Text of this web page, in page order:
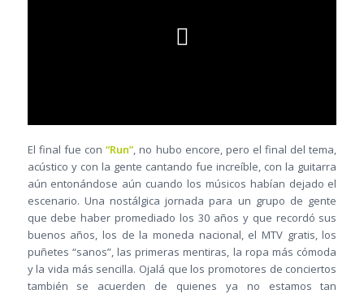
El final fue con“Run” , no hubo encore, pero el final del tema,
acústico y con la gente cantando fue increíble, con la guitarra
aún entonándose aún cuando los músicos habían dejado el
escenario. Una nostálgica jornada para un grupo de gente
que debe haber promediado los 30 años y que recordó sus
buenos años, los de la moneda nacional, el MTV gratis, los
puñetes “sanos”, las primeras mentiras, la ropa más cómoda
y la vida más sencilla. Ojalá que los promotores de conciertos
también se acuerden de quienes ya no estamos tan